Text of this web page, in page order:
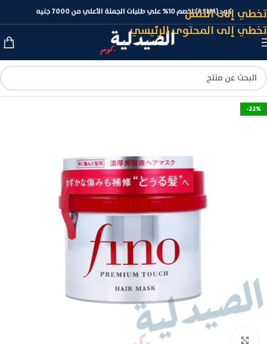
تخطي إلى التنقل
تخطي إلى المحتوى الرئيسي
كود (ASLM) لخصم 10% علي طلبات الجملة الأعلي من 7000 جنيه
-22%